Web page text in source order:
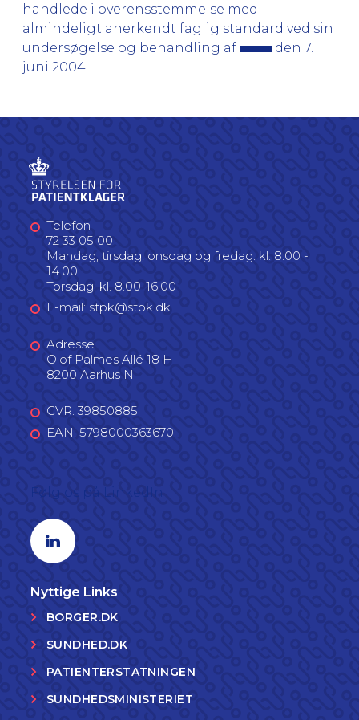
handlede i overensstemmelse med
almindeligt anerkendt faglig standard ved sin
undersøgelse og behandling af
den 7.
juni 2004.
Telefon
72 33 05 00
Mandag, tirsdag, onsdag og fredag: kl. 8.00 -
14.00
Torsdag: kl. 8.00-16.00
E-mail: stpk@stpk.dk
Adresse
Olof Palmes Allé 18 H
8200 Aarhus N
CVR: 39850885
EAN: 5798000363670
Linkedin profil
Nyttige Links
BORGER.DK
SUNDHED.DK
PATIENTERSTATNINGEN
SUNDHEDSMINISTERIET